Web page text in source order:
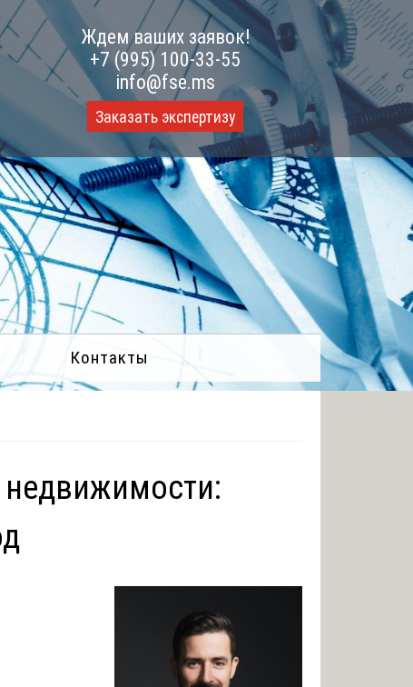
Ждем ваших заявок!
+7 (995) 100-33-55
info@fse.ms
Заказать экспертизу
Контакты
недвижимости: